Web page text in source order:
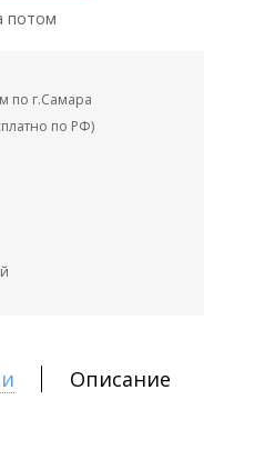
потом
по г.Самара
по РФ)
Описание